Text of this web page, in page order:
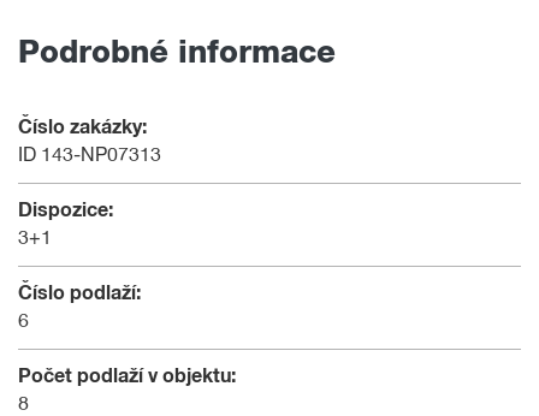
Podrobné informace
Číslo zakázky:
ID 143-NP07313
Dispozice:
3+1
Číslo podlaží:
6
Počet podlaží v objektu:
8